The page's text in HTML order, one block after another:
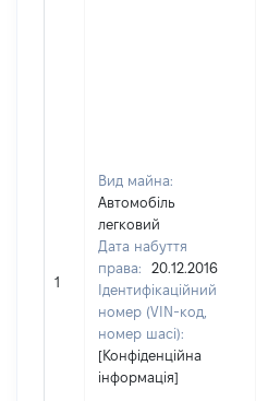
1
Вид майна:
Автомобіль
легковий
Дата набуття
права:
20.12.2016
Ідентифікаційний
номер (VIN-код,
номер шасі):
[Конфіденційна
інформація]